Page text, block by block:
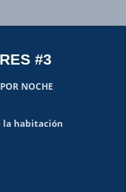
#3
NOCHE
la habitación